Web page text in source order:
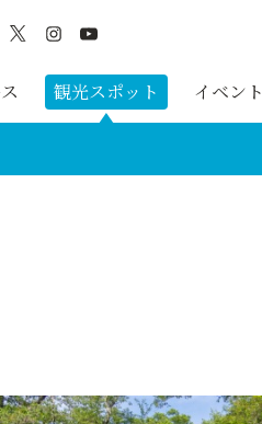
観光スポット イベント